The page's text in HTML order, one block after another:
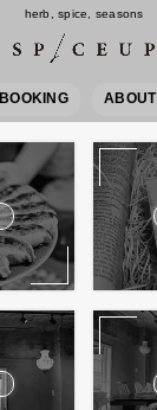
herb, spice, seasons
BOOKING ABOUT